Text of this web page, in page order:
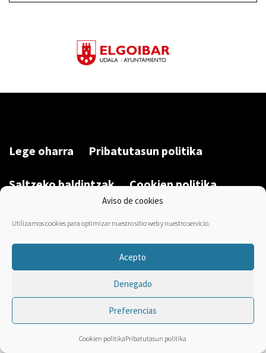
Aviso de cookies
Utilizamos cookies para optimizar nuestro sitio web y nuestro servicio.
Acepto
Denegado
Preferencias
Cookien politikaPribatutasun politika
Lege oharra Pribatutasun politika
Saltzeko baldintzak Cookien politika
Garatu du/Desarrollado por:Bravo Manager2026